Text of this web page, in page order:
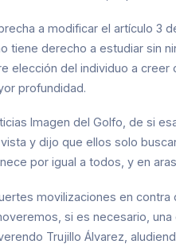
a modificar el artículo 3
tiene derecho a estudiar sin
elección del individuo a
profundidad.
Imagen del Golfo, de si
y dijo que ellos solo
por igual a todos, y en
movilizaciones en
si es necesario,
Trujillo Álvarez,